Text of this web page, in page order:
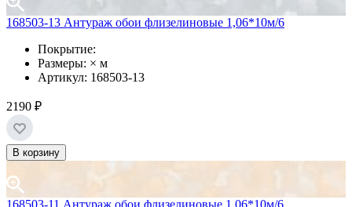
168503-13 Антураж обои флизелиновые 1,06*10м/6
Покрытие:
Размеры: × м
Артикул: 168503-13
2190 ₽
В корзину
168503-11 Антураж обои флизелиновые 1,06*10м/6